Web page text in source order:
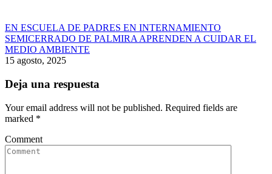
EN ESCUELA DE PADRES EN INTERNAMIENTO
SEMICERRADO DE PALMIRA APRENDEN A CUIDAR EL
MEDIO AMBIENTE
15 agosto, 2025
Deja una respuesta
Your email address will not be published. Required fields are
marked *
Comment